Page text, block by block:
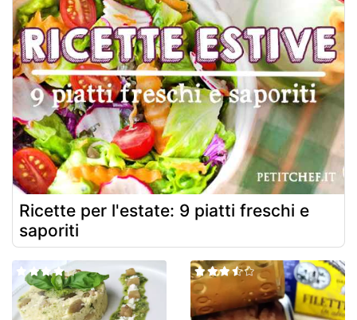
Ricette per l'estate: 9 piatti freschi e
saporiti